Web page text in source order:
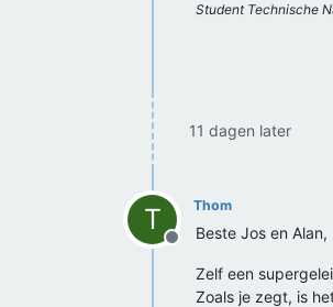
Student Technische
11 dagen later
T
Offline
Thom
Beste Jos en Alan,
Zelf een
Zoals je zegt, is